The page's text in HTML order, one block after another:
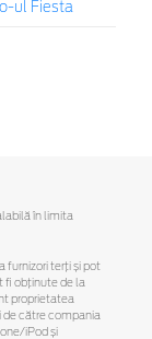
ul Fiesta
în limita
furnizori terți și pot
fi obținute de la
proprietatea
de către compania
iPod și